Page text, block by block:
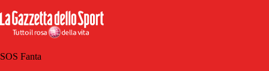
SOS Fanta